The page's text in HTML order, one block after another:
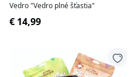
Vedro "Vedro plné šťastia"
€ 14,99